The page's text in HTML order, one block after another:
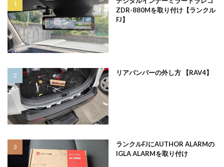
ZDR-880Mを取り付け【ランクル
FJ】
リアバンパーの外し方 【RAV4】
ランクルFJにAUTHOR ALARMの
IGLA ALARMを取り付け